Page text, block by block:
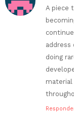
A piece
doing